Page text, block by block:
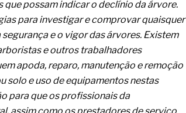
de
no modelo de IA
que possam indicar o declínio da árvore.
para investigar e comprovar quaisquer
e o vigor das árvores. Existem
e outros trabalhadores
apoda, reparo, manutenção e remoção
solo e uso de equipamentos nestas
para que os profissionais da